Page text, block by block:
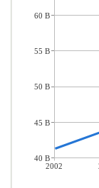
2002
60 B
55 B
50 B
45 B
40 B